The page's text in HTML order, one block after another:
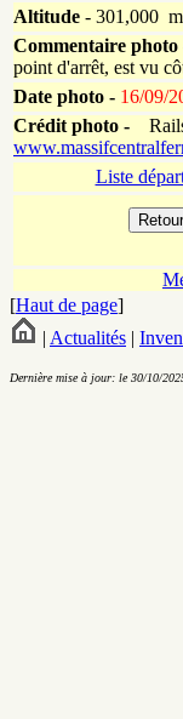
Altitude - 301,000 m
Commentaire photo
point d'arrêt, est vu
Date photo - 16/09/
Crédit photo -
Liste
[Haut de page]
| Actualités |
Dernière mise à jour: le 30/10/